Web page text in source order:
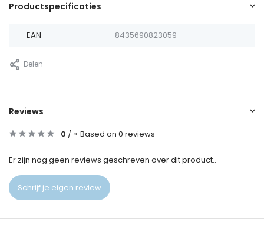
Productspecificaties
EAN 8435690823059
Delen
Reviews
0 / 5 Based on 0 reviews
Er zijn nog geen reviews geschreven over dit product..
Schrijf je eigen review